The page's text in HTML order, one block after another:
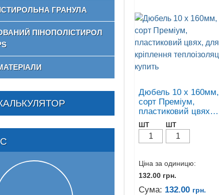
ГРАНУЛА
ПІНОПОЛІСТИРОЛ
Дюбель 10 х 160мм,
сорт Преміум,
пластиковий цвях,
для кріплення
теплоізоляції
ШТ ШТ
Ціна за одиницю:
132.00 грн.
Сума: 132.00 грн.